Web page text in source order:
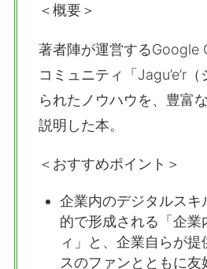
＜概要＞
著者陣が運営するGoogle
コミュニティ「Jagu’e’r
られたノウハウを、豊富
説明した本。
＜おすすめポイント＞
企業内のデジタルスキ
的で形成される「企業
ィ」と、企業自らが
スのファンとともに友